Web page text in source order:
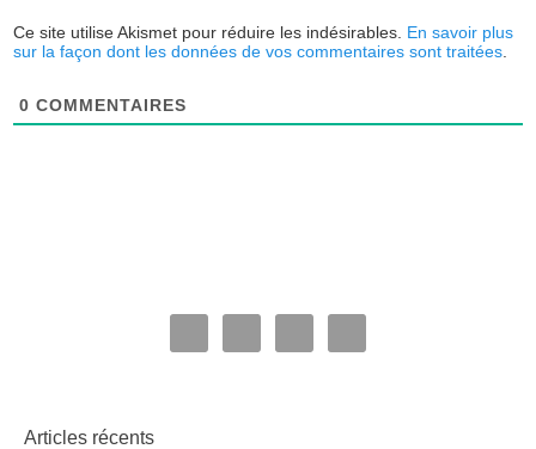
Ce site utilise Akismet pour réduire les indésirables. En savoir plus
sur la façon dont les données de vos commentaires sont traitées
0 COMMENTAIRES
Articles récents